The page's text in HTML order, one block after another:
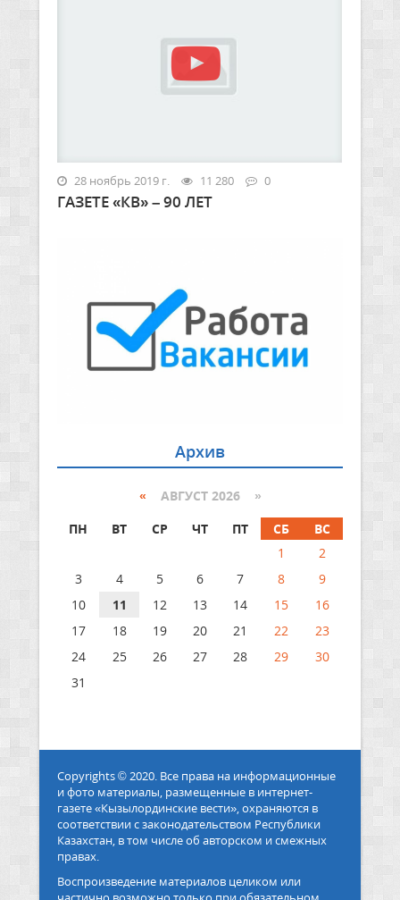
28 ноябрь 2019 г. 11 280 0
ГАЗЕТЕ «КВ» – 90 ЛЕТ
Архив
« АВГУСТ 2026 »
ПН
ВТ СР ЧТ ПТ СБ
ВС
1
2
3
4 5 6 7 8
9
10
11 12 13 14 15
16
17
18 19 20 21 22
23
24
25 26 27 28 29
30
31
Copyrights © 2020. Все права на информационные
и фото материалы, размещенные в интернет-
газете «Кызылординские вести», охраняются в
соответствии с законодательством Республики
Казахстан, в том числе об авторском и смежных
правах.
Воспроизведение материалов целиком или